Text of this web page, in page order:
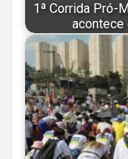
1ª Corrida Pró-
acontece